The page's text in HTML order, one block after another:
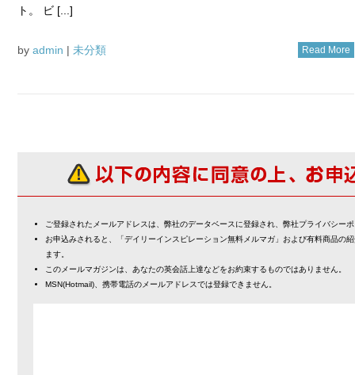
ト。 ビ [...]
by admin | 未分類 Read More
ご登録されたメールアドレスは、弊社のデータベースに登録され、弊社プライバシー
お申込みされると、「デイリーインスピレーション無料メルマガ」および有料商品の
ます。
このメールマガジンは、あなたの英会話上達などをお約束するものではありません。
MSN(Hotmail)、携帯電話のメールアドレスでは登録できません。